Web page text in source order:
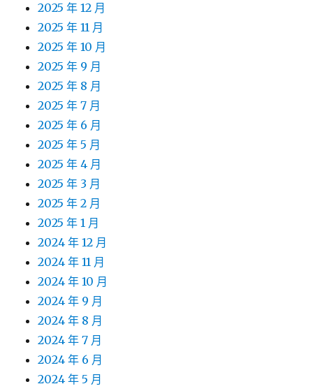
2025 年 12 月
2025 年 11 月
2025 年 10 月
2025 年 9 月
2025 年 8 月
2025 年 7 月
2025 年 6 月
2025 年 5 月
2025 年 4 月
2025 年 3 月
2025 年 2 月
2025 年 1 月
2024 年 12 月
2024 年 11 月
2024 年 10 月
2024 年 9 月
2024 年 8 月
2024 年 7 月
2024 年 6 月
2024 年 5 月